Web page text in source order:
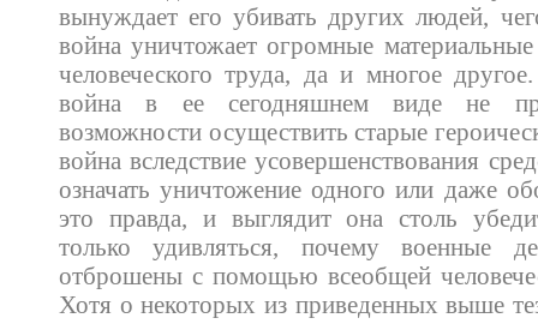
вынуждает его убивать других людей,
война уничтожает огромные материальные
человеческого труда, да и многое
война в ее сегодняшнем виде не
возможности осуществить старые
война вследствие усовершенствования
означать уничтожение одного или даже
это правда, и выглядит она столь
только удивляться, почему военные
отброшены с помощью всеобщей
Хотя о некоторых из приведенных выше